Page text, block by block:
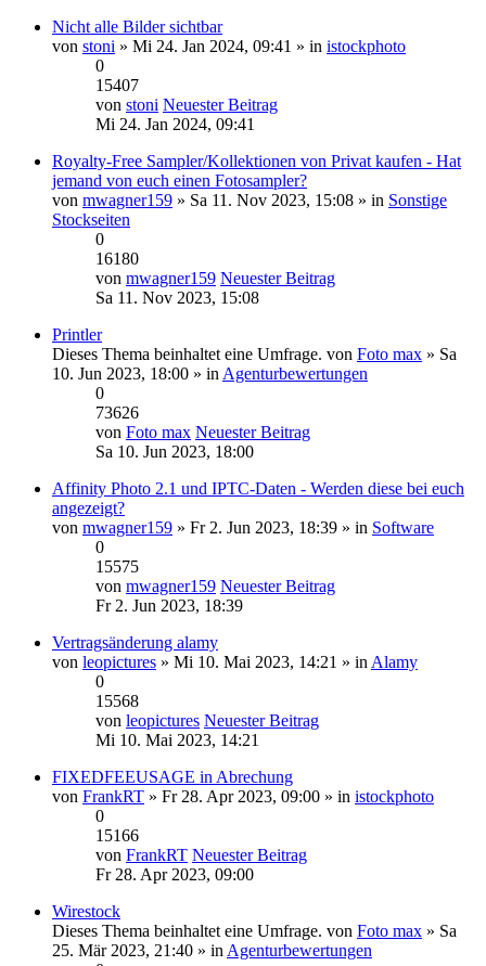
Nicht alle Bilder sichtbar
von stoni » Mi 24. Jan 2024, 09:41 » in istockphoto
0
15407
von stoni Neuester Beitrag
Mi 24. Jan 2024, 09:41
Royalty-Free Sampler/Kollektionen von Privat kaufen - Hat
jemand von euch einen Fotosampler?
von mwagner159 » Sa 11. Nov 2023, 15:08 » in Sonstige
Stockseiten
0
16180
von mwagner159 Neuester Beitrag
Sa 11. Nov 2023, 15:08
Printler
Dieses Thema beinhaltet eine Umfrage. von Foto max » Sa
10. Jun 2023, 18:00 » in Agenturbewertungen
0
73626
von Foto max Neuester Beitrag
Sa 10. Jun 2023, 18:00
Affinity Photo 2.1 und IPTC-Daten - Werden diese bei euch
angezeigt?
von mwagner159 » Fr 2. Jun 2023, 18:39 » in Software
0
15575
von mwagner159 Neuester Beitrag
Fr 2. Jun 2023, 18:39
Vertragsänderung alamy
von leopictures » Mi 10. Mai 2023, 14:21 » in Alamy
0
15568
von leopictures Neuester Beitrag
Mi 10. Mai 2023, 14:21
FIXEDFEEUSAGE in Abrechung
von FrankRT » Fr 28. Apr 2023, 09:00 » in istockphoto
0
15166
von FrankRT Neuester Beitrag
Fr 28. Apr 2023, 09:00
Wirestock
Dieses Thema beinhaltet eine Umfrage. von Foto max » Sa
25. Mär 2023, 21:40 » in Agenturbewertungen